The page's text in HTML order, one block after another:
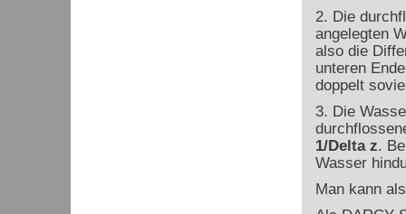
2. Die
angelegten
also die
unteren
doppelt
3. Die
1/Delta z.
Wasser
Man kann